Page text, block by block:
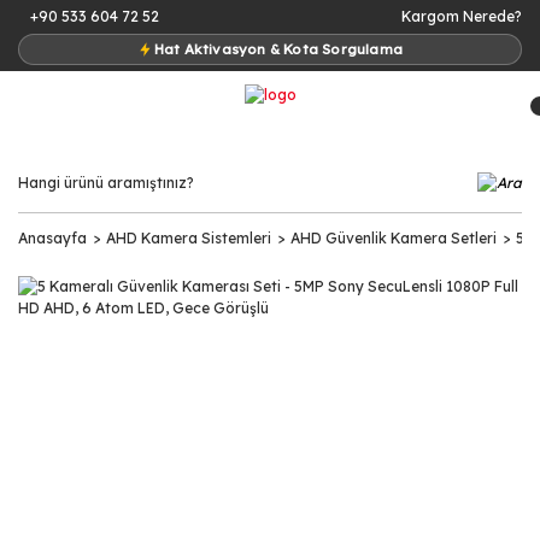
+90 533 604 72 52
Hat Aktivasyon & Kota Sorgulama
Kargom Nerede?
Anasayfa AHD Kamera Sistemleri AHD Güvenlik Kamera Setleri 5